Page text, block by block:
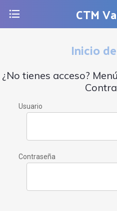
CTM
Inicio
¿No tienes acceso?
Usuario
Contraseña